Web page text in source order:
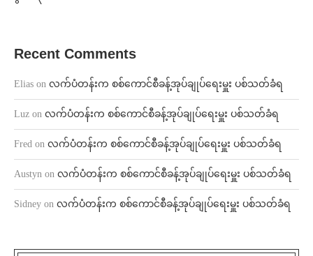
Recent Comments
Elias on လက်ပံတန်းက စစ်ကောင်စီခန့်အုပ်ချုပ်ရေးမှူး ပစ်သတ်ခံရ
Luz on လက်ပံတန်းက စစ်ကောင်စီခန့်အုပ်ချုပ်ရေးမှူး ပစ်သတ်ခံရ
Fred on လက်ပံတန်းက စစ်ကောင်စီခန့်အုပ်ချုပ်ရေးမှူး ပစ်သတ်ခံရ
Austyn on လက်ပံတန်းက စစ်ကောင်စီခန့်အုပ်ချုပ်ရေးမှူး ပစ်သတ်ခံရ
Sidney on လက်ပံတန်းက စစ်ကောင်စီခန့်အုပ်ချုပ်ရေးမှူး ပစ်သတ်ခံရ